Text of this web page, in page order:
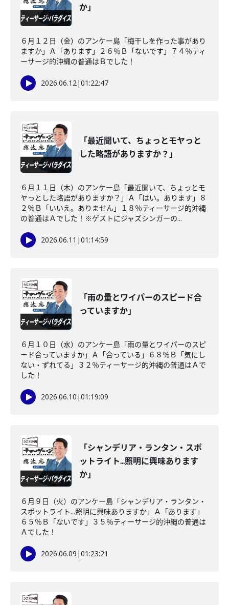
か」
６月１２日（金）のアンケー島「梅干しを作った事があり
ますか」Ａ「あります」２６％Ｂ「ないです」７４％ティ
ーサージ的沖縄の普通はＢでした！
2026.06.12|01:22:47
「最近聞いて、ちょっとモヤっと
した略語がありますか？」
６月１１日（木）のアンケー島「最近聞いて、ちょっとモ
ヤっとした略語がありますか？」Ａ「はい。あります」８
２％Ｂ「いいえ。ありません」１８％ティーサージ的沖縄
の普通はＡでした！※ゲストにジャズシンガーの...
2026.06.11 |01:14:59
「雨の量とワイパーのスピード合
っていますか」
６月１０日（水）のアンケー島「雨の量とワイパーのスピ
ード合っていますか」Ａ「合っている」６８％Ｂ「気にし
ない・ずれてる」３２％ティーサージ的沖縄の普通はＡで
した！
2026.06.10 |01:19:09
「シャンデリア・ランタン・スポ
ットライト...照明に興味あります
か」
６月９日（火）のアンケー島「シャンデリア・ランタン・
スポットライト...照明に興味ありますか」Ａ「あります」
６５％Ｂ「ないです」３５％ティーサージ的沖縄の普通は
Ａでした！
2026.06.09 |01:23:21